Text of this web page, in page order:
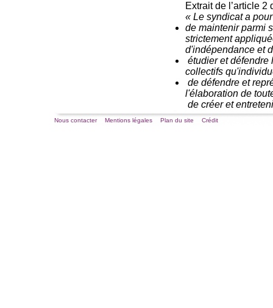
Extrait de l’article 2
« Le syndicat a
de maintenir parmi
strictement
d'indépendance et
étudier et défendre
collectifs
de défendre et
l'élaboration de
de créer et
Nous contacter Mentions légales Plan du site Crédit